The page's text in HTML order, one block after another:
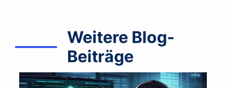
Weitere Blog-
Beiträge